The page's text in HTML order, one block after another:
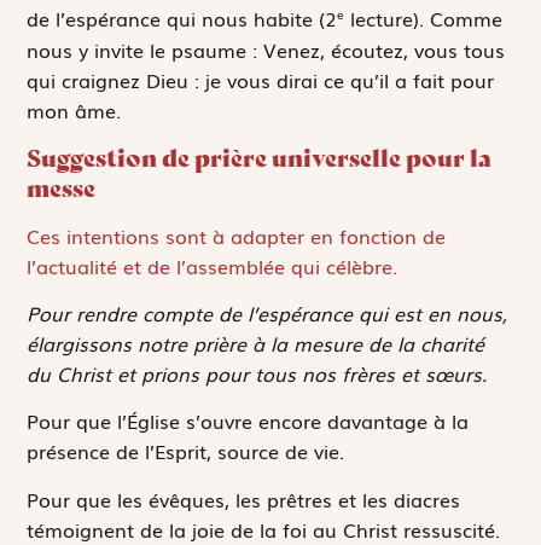
de l’espérance qui nous habite (2e lecture). Comme
nous y invite le psaume :Venez, écoutez, vous tous
qui craignez Dieu : je vous dirai ce qu’il a fait pour
mon âme.
Suggestion de prière universelle pour la
messe
Ces intentions sont à adapter en fonction de
l’actualité et de l’assemblée qui célèbre.
Pour rendre compte de l’espérance qui est en nous,
élargissons notre prière à la mesure de la charité
du Christ et prions pour tous nos frères et sœurs.
Pour que l’Église s’ouvre encore davantage à la
présence de l’Esprit, source de vie.
Pour que les évêques, les prêtres et les diacres
témoignent de la joie de la foi au Christ ressuscité.